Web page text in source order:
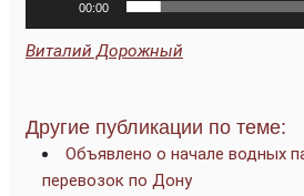
00:00
Виталий Дорожный
Другие публикации по теме:
Объявлено о начале водных
перевозок по Дону